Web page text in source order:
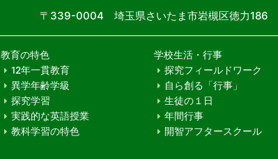
〒339-0004 埼玉県さいたま市岩槻区徳力186
教育の特色
12年一貫教育
異学年齢学級
探究学習
実践的な英語授業
教科学習の特色
学校生活・行事
探究フィールドワーク
自ら創る「行事」
生徒の１日
年間行事
開智アフタースクール